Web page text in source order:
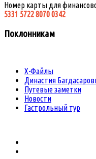
Номер карты для
5331 5722 8070 0342
Поклонникам
Х-Файлы
Династия
Путевые заметки
Новости
Гастрольный тур